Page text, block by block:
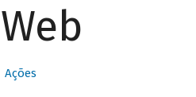
Web
Ações